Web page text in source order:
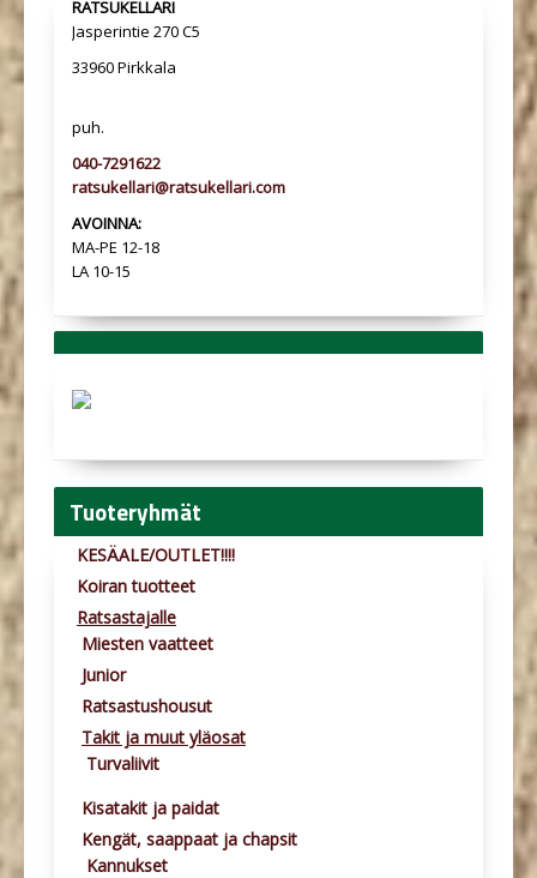
RATSUKELLARI
Jasperintie 270 C5
33960 Pirkkala
puh.
040-7291622
ratsukellari@ratsukellari.com
AVOINNA:
MA-PE 12-18
LA 10-15
Tuoteryhmät
KESÄALE/OUTLET!!!!
Koiran tuotteet
Ratsastajalle
Miesten vaatteet
Junior
Ratsastushousut
Takit ja muut yläosat
Turvaliivit
Kisatakit ja paidat
Kengät, saappaat ja chapsit
Kannukset